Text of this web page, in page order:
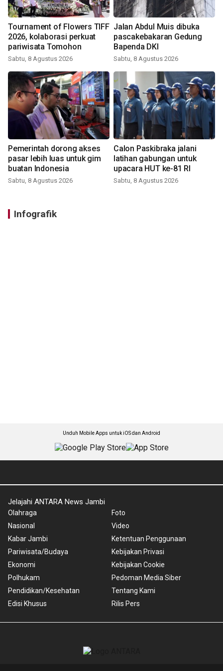
Tournament of Flowers TIFF
2026, kolaborasi perkuat
pariwisata Tomohon
Sabtu, 8 Agustus 2026
Jalan Abdul Muis dibuka
pascakebakaran Gedung
Bapenda DKI
Sabtu, 8 Agustus 2026
Pemerintah dorong akses
pasar lebih luas untuk gim
buatan Indonesia
Sabtu, 8 Agustus 2026
Calon Paskibraka jalani
latihan gabungan untuk
upacara HUT ke-81 RI
Sabtu, 8 Agustus 2026
Infografik
Unduh Mobile Apps untuk iOS dan Android
Jelajahi ANTARA News Jambi
Olahraga
Nasional
Kabar Jambi
Pariwisata/Budaya
Ekonomi
Polhukam
Pendidikan/Kesehatan
Edisi Khusus
Foto
Video
Ketentuan Penggunaan
Kebijakan Privasi
Kebijakan Cookie
Pedoman Media Siber
Tentang Kami
Rilis Pers